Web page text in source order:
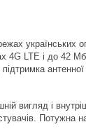
українських
4G LTE і до 42
антенної
вигляд і
Потужна